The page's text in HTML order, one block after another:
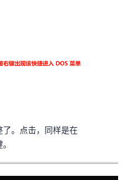
。点击，同样是在